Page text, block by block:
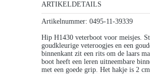
ARTIKELDETAILS
Artikelnummer: 0495-11-39339
Hip H1430 veterboot voor meisjes.
goudkleurige veteroogjes en een
binnenkant zit een rits om de laars
boot heeft een leren uitneembare
met een goede grip. Het hakje is 2 cm